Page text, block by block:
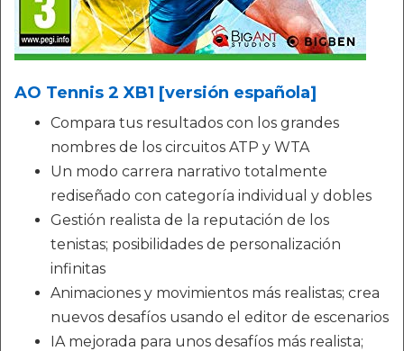
AO Tennis 2 XB1 [versión española]
Compara tus resultados con los grandes
nombres de los circuitos ATP y WTA
Un modo carrera narrativo totalmente
rediseñado con categoría individual y dobles
Gestión realista de la reputación de los
tenistas; posibilidades de personalización
infinitas
Animaciones y movimientos más realistas; crea
nuevos desafíos usando el editor de escenarios
IA mejorada para unos desafíos más realista;